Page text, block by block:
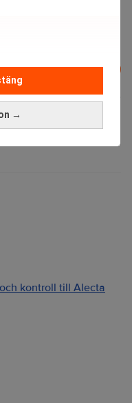
→
kronor.
Prenumerera
kontroll till Alecta